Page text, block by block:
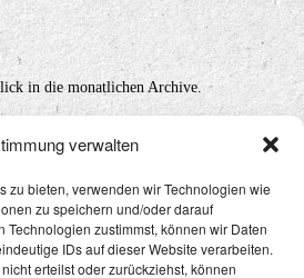
verwalten
zu bieten, verwenden wir Technologien wie
zu speichern und/oder darauf
Technologien zustimmst, können wir Daten
IDs auf dieser Website verarbeiten.
erteilst oder zurückziehst, können
in die monatlichen Archive.
&Impressum